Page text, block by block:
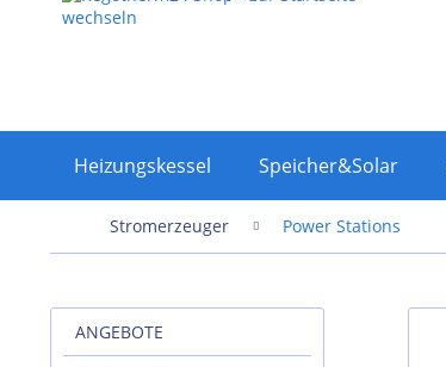
Heizungskessel Speicher&Solar
Stromerzeuger Power Stations
ANGEBOTE